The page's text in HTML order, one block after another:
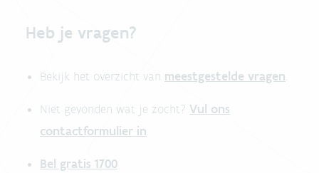
Heb je vragen?
Bekijk het overzicht van meestgestelde vragen.
Niet gevonden wat je zocht? Vul ons
contactformulier in.
Bel gratis 1700